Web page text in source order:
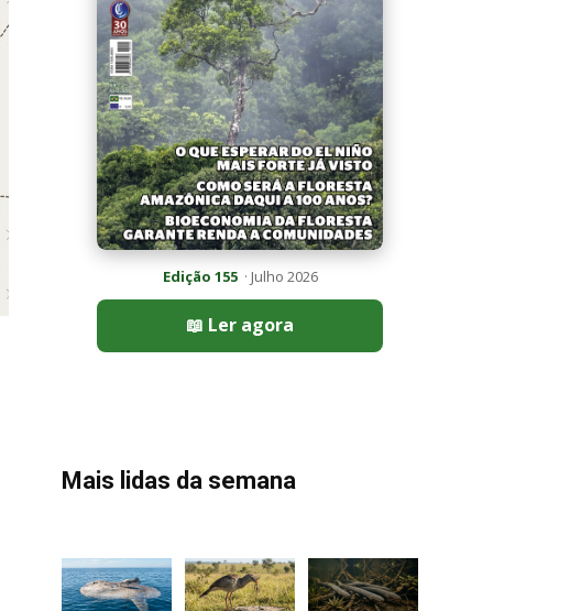
Edição 155· Julho 2026
📖 Ler agora
Mais lidas da semana